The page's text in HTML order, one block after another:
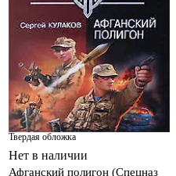
Твердая обложка
Нет в наличии
Афганский полигон (Спецназ